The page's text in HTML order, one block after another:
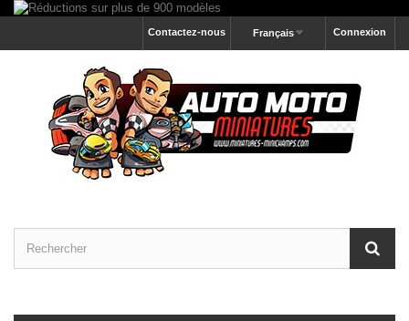
Connexion
Français
Contactez-nous